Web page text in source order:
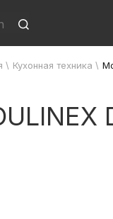
\ Кухонная техника \